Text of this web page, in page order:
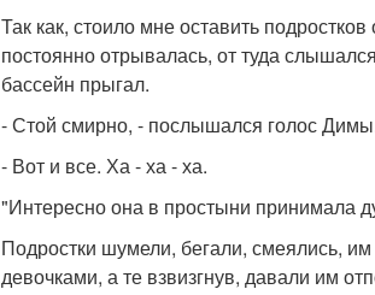
Так как, стоило мне оставить
постоянно отрывалась, от туда
бассейн прыгал.
- Стой смирно, - послышался голос
- Вот и все. Ха - ха - ха.
"Интересно она в простыни принимала
Подростки шумели, бегали, смеялись,
девочками, а те взвизгнув, давали им